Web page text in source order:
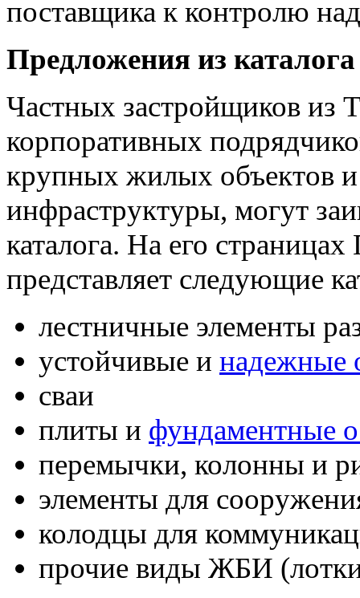
поставщика к контролю
Предложения из каталога
Частных застройщиков из
корпоративных
крупных жилых объектов
инфраструктуры, могут
каталога. На его
представляет следующие
лестничные элементы
устойчивые и
сваи
плиты и фундаментные
перемычки, колонны и
элементы для
колодцы для
прочие виды ЖБИ